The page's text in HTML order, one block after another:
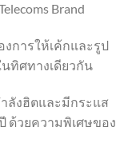
Brand
งการให้เค้กและรูป
ทิศทางเดียวกัน
ำลังฮิตและมีกระแส
ด้วยความพิเศษของ